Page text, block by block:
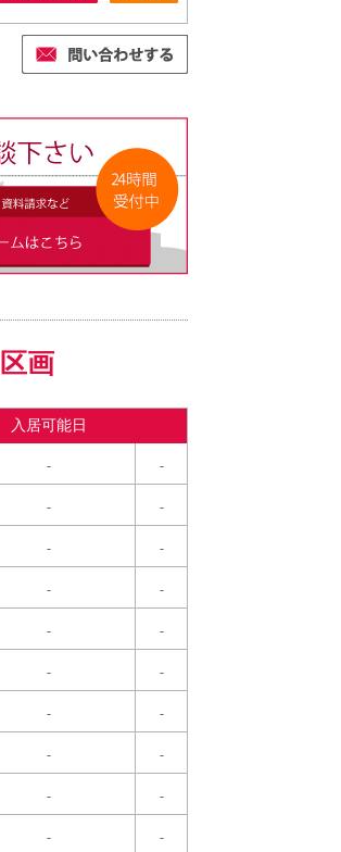
区画
入居可能日
- -
- -
- -
- -
- -
- -
- -
- -
- -
- -